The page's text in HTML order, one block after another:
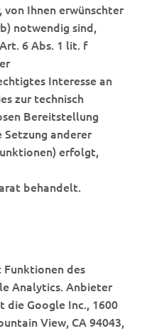
Ihnen erwünschter
notwendig sind,
6 Abs. 1 lit. f
Interesse an
zur technisch
Bereitstellung
Setzung anderer
erfolgt,
behandelt.
Funktionen des
Analytics. Anbieter
die Google Inc., 1600
View, CA 94043,